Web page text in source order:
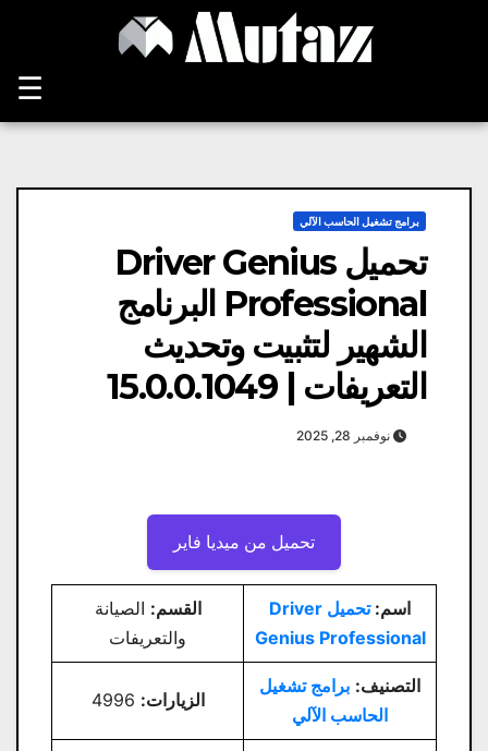
☰
برامج تشغيل الحاسب الآلي
تحميل Driver Genius
Professional البرنامج
الشهير لتثبيت وتحديث
التعريفات | 15.0.0.1049
نوفمبر 28, 2025
تحميل من ميديا ​​فاير
اسم:
تحميل Driver
Genius Professional
القسم: الصيانة
والتعريفات
التصنيف: برامج تشغيل
الحاسب الآلي
الزيارات: